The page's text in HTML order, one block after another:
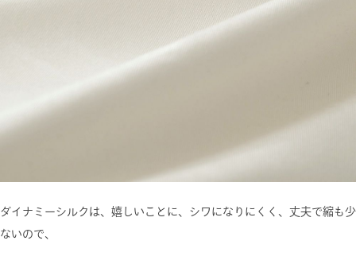
ダイナミーシルクは、嬉しいことに、シワになりにくく、丈夫で縮も少
ないので、